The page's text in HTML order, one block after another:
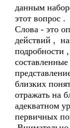
данным
этот вопрос .
Слова - это
действий ,
подробности
близких
отражать на
адекватном
первичных